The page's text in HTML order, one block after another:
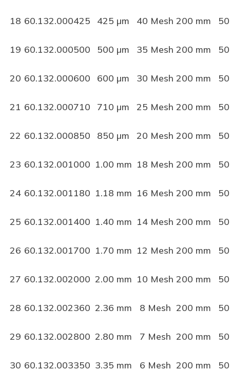
18 60.132.000425 425 µm 40 Mesh 200 mm
19 60.132.000500 500 µm 35 Mesh 200 mm
20 60.132.000600 600 µm 30 Mesh 200 mm
21 60.132.000710 710 µm 25 Mesh 200 mm
22 60.132.000850 850 µm 20 Mesh 200 mm
23 60.132.001000 1.00 mm 18 Mesh 200 mm
24 60.132.001180 1.18 mm 16 Mesh 200 mm
25 60.132.001400 1.40 mm 14 Mesh 200 mm
26 60.132.001700 1.70 mm 12 Mesh 200 mm
27 60.132.002000 2.00 mm 10 Mesh 200 mm
28 60.132.002360 2.36 mm 8 Mesh 200 mm
29 60.132.002800 2.80 mm 7 Mesh 200 mm
30 60.132.003350 3.35 mm 6 Mesh 200 mm